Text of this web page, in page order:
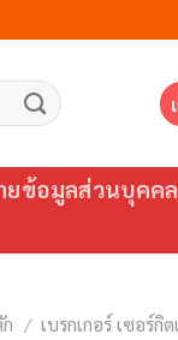
ยข้อมูลส่วนบุคคล
/ เบรกเกอร์ เซอร์กิ